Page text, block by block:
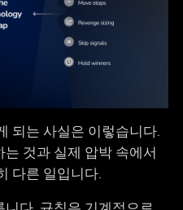
되는 사실은 이렇습니다.
것과 실제 압박 속에서
다른 일입니다.